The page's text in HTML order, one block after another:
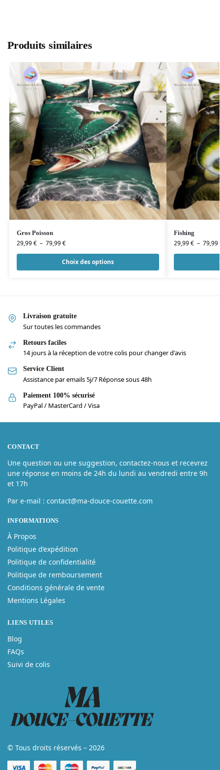
Produits similaires
Gros Poisson
29,99€ – 79,99€
Choix des options
Fishing
29,99€ – 79,99
Livraison gratuite
Sur toutes les commandes
Retours faciles
14 jours à la réception de votre colis pour changer d'avis
Service Client
Assistance par emails 5j/7 Réponse sous 48h
Paiement 100% sécurisé
PayPal / MasterCard / Visa
CONTACT
Une question ou une suggestion, contactez-nous et recevrez
une réponse en moins de 24h du lundi au vendredi entre 9h
et 17h
Par e-mail : contact@ma-douce-couette.com
INFORMATIONS
À Propos
Politique d’expédition
Politique de confidentialité
Politique de remboursement
Conditions générale de vente
Mentions Légales
LIENS UTILES
Blog
FAQs
Suivi de colis
© Tous droits réservés – 2026